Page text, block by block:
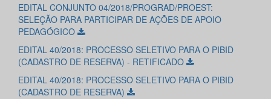
EDITAL CONJUNTO 04/2018/PROGRAD/PROEST:
SELEÇÃO PARA PARTICIPAR DE AÇÕES DE APOIO
PEDAGÓGICO
EDITAL 40/2018: PROCESSO SELETIVO PARA O PIBID
(CADASTRO DE RESERVA) - RETIFICADO
EDITAL 40/2018: PROCESSO SELETIVO PARA O PIBID
(CADASTRO DE RESERVA)